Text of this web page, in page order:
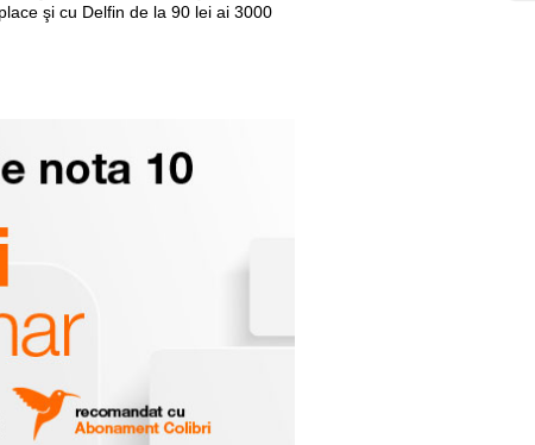
şi cu Delfin de la 90 lei ai 3000